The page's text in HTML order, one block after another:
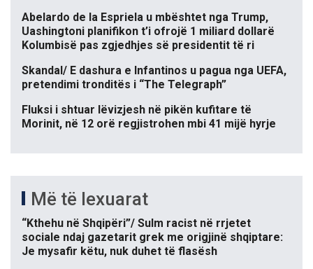
Abelardo de la Espriela u mbështet nga Trump,
Uashingtoni planifikon t’i ofrojë 1 miliard dollarë
Kolumbisë pas zgjedhjes së presidentit të ri
Skandal/ E dashura e Infantinos u pagua nga UEFA,
pretendimi tronditës i “The Telegraph”
Fluksi i shtuar lëvizjesh në pikën kufitare të
Morinit, në 12 orë regjistrohen mbi 41 mijë hyrje
Më të lexuarat
“Kthehu në Shqipëri”/ Sulm racist në rrjetet
sociale ndaj gazetarit grek me origjinë shqiptare:
Je mysafir këtu, nuk duhet të flasësh